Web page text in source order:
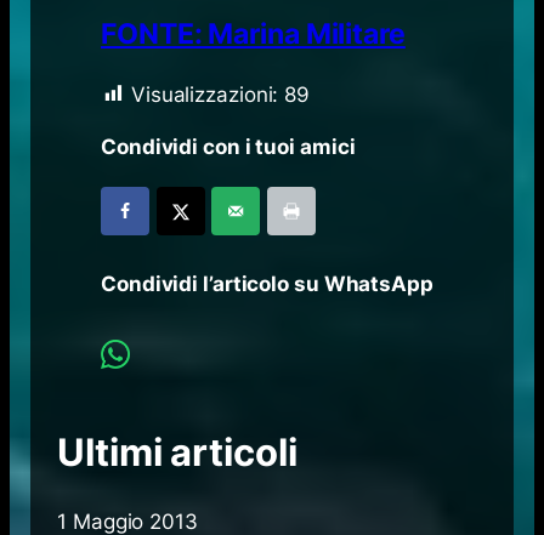
FONTE: Marina Militare
Visualizzazioni: 89
Condividi con i tuoi amici
Condividi l’articolo su WhatsApp
Ultimi articoli
1 Maggio 2013